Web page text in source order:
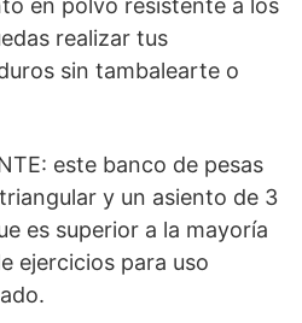
en polvo resistente a los
realizar tus
sin tambalearte o
este banco de pesas
y un asiento de 3
es superior a la mayoría
ejercicios para uso